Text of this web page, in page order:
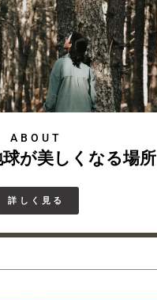
ABOUT
が美しくなる場所
詳しく見る